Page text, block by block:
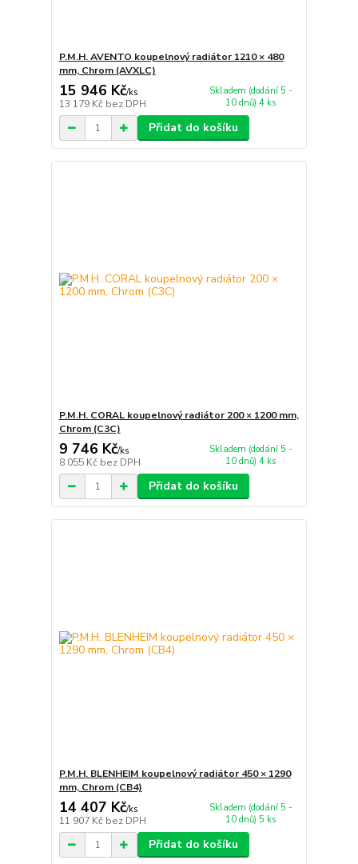
P.M.H. AVENTO koupelnový radiátor 1210 × 480
mm, Chrom (AVXLC)
15 946 Kč/ks
13 179 Kč bez DPH
Skladem (dodání 5 -
10 dnů) 4 ks
Přidat do košíku
P.M.H. CORAL koupelnový radiátor 200 × 1200 mm,
Chrom (C3C)
9 746 Kč/ks
8 055 Kč bez DPH
Skladem (dodání 5 -
10 dnů) 4 ks
Přidat do košíku
P.M.H. BLENHEIM koupelnový radiátor 450 × 1290
mm, Chrom (CB4)
14 407 Kč/ks
11 907 Kč bez DPH
Skladem (dodání 5 -
10 dnů) 5 ks
Přidat do košíku